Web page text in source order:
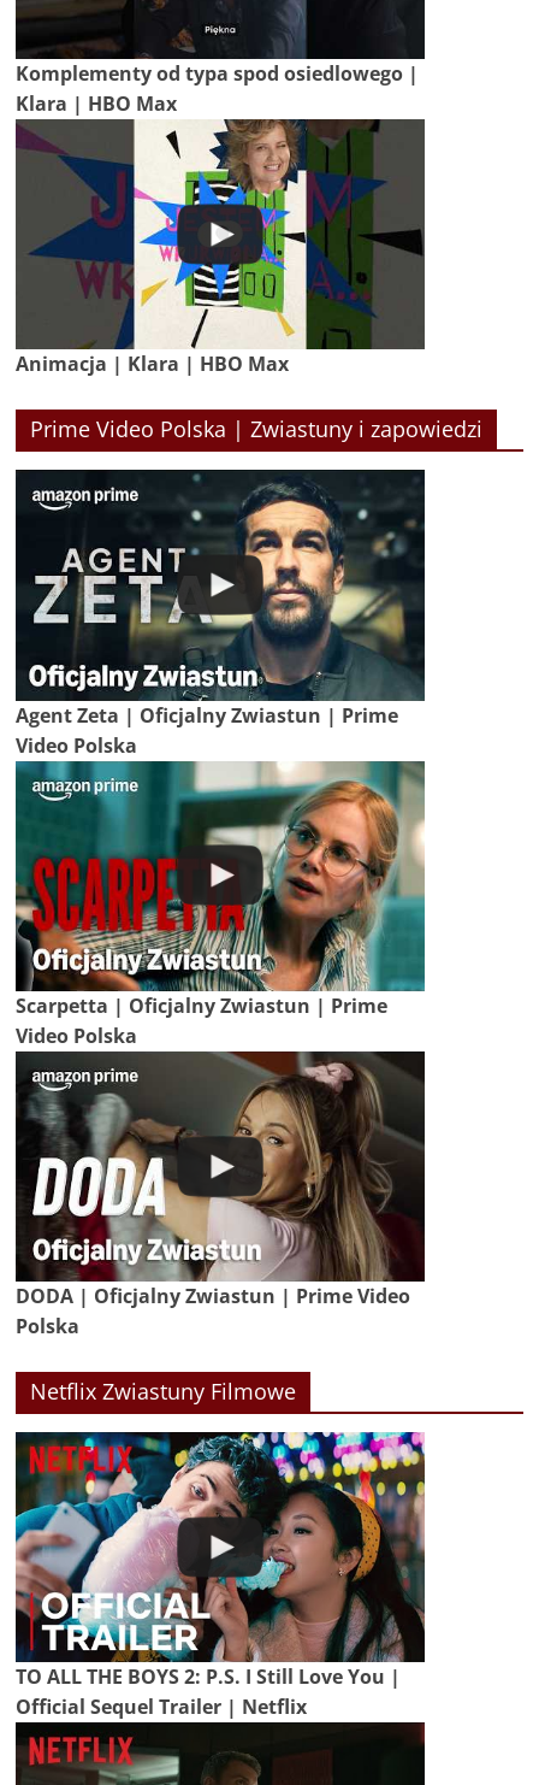
Komplementy od typa spod osiedlowego |
Klara | HBO Max
Animacja | Klara | HBO Max
Prime Video Polska | Zwiastuny i zapowiedzi
Agent Zeta | Oficjalny Zwiastun | Prime
Video Polska
Scarpetta | Oficjalny Zwiastun | Prime
Video Polska
DODA | Oficjalny Zwiastun | Prime Video
Polska
Netflix Zwiastuny Filmowe
TO ALL THE BOYS 2: P.S. I Still Love You |
Official Sequel Trailer | Netflix